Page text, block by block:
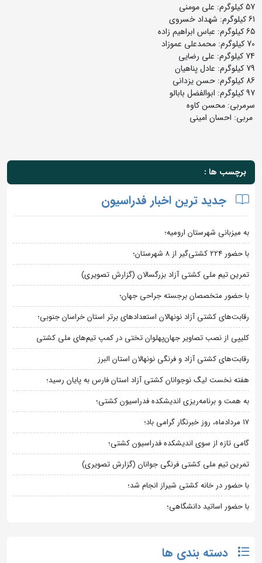
57 کیلوگرم: علی مومنی
61 کیلوگرم: شهداد خسروی
65 کیلوگرم: عباس ابراهیم زاده
70 کیلوگرم: محمدعلی عموزاد
74 کیلوگرم: علی رضایی
79 کیلوگرم: عادل پناهیان
86 کیلوگرم: حسن یزدانی
97 کیلوگرم: ابوالفضل بابالو
سرمربی: محسن کاوه
مربی: احسان امینی
برچسب ها :
جدید ترین اخبار فدراسیون
به میزبانی شهرستان ارومیه؛
با حضور ۲۲۴ کشتی‌گیر از ۸ شهرستان؛
تمرین تیم ملی کشتی آزاد بزرگسالان (گزارش تصویری)
با حضور متخصصان برجسته جراحی جهان؛
رقابت‌های کشتی آزاد نونهالان استعدادهای برتر استان خراسان جنوبی؛
کلیپی از نصب تصاویر جهان‌پهلوان تختی در کمپ تیم‌های ملی کشتی
رقابت‌های کشتی آزاد و فرنگی نونهالان استان البرز
هفته نخست لیگ نوجوانان کشتی آزاد استان فارس به پایان رسید؛
به همت و برنامه‌ریزی اندیشکده فدراسیون کشتی؛
۱۷ مردادماه، روز خبرنگار گرامی باد؛
گامی تازه از سوی اندیشکده فدراسیون کشتی؛
تمرین تیم ملی کشتی فرنگی جوانان (گزارش تصویری)
با حضور در خانه کشتی شیراز انجام شد؛
با حضور اساتید دانشگاهی؛
دسته بندی ها